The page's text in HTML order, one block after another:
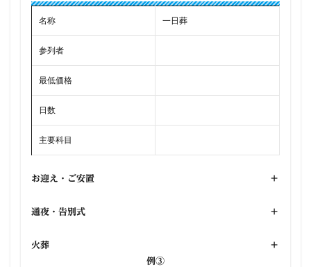
名称 一日葬
参列者
最低価格
日数
主要科目
お迎え・ご安置 +
通夜・告別式 +
火葬
+
例③